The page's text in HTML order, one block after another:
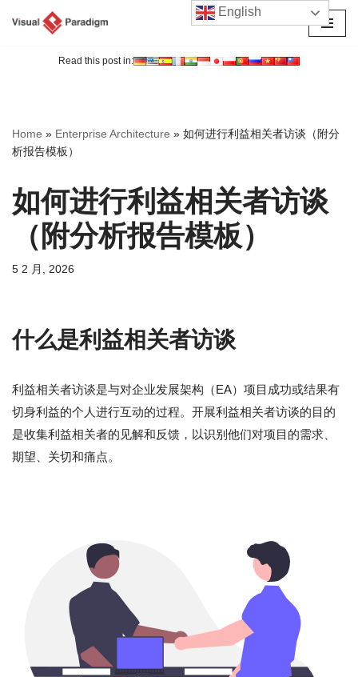
Read this post in:
Home » Enterprise Architecture » 如何进行利益相关者访谈（附分
析报告模板）
如何进行利益相关者访谈
（附分析报告模板）
5 2 月, 2026
什么是利益相关者访谈
利益相关者访谈是与对企业发展架构（EA）项目成功或结果有
切身利益的个人进行互动的过程。开展利益相关者访谈的目的
是收集利益相关者的见解和反馈，以识别他们对项目的需求、
期望、关切和痛点。
English